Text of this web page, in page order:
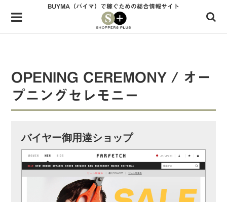
Menu
HOME
34歳独身OLバイマ実践記
無在庫で自由気ままに稼ぐ！バイマ実践記
BUYMAで人気のブランド
BUYMAの売れ筋商品
バイマの疑問に現役パーソナルショッパーが答えてみた
BUYMA（バイマ）で稼ぐための総合情報サイト
OPENING CEREMONY / オー
プニングセレモニー
バイヤー御用達ショップ